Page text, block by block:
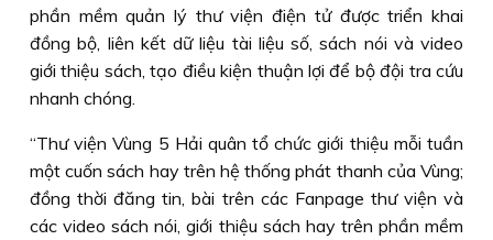
phần mềm quản lý thư viện điện tử được triển khai
đồng bộ, liên kết dữ liệu tài liệu số, sách nói và video
giới thiệu sách, tạo điều kiện thuận lợi để bộ đội tra cứu
nhanh chóng.
“Thư viện Vùng 5 Hải quân tổ chức giới thiệu mỗi tuần
một cuốn sách hay trên hệ thống phát thanh của Vùng;
đồng thời đăng tin, bài trên các Fanpage thư viện và
các video sách nói, giới thiệu sách hay trên phần mềm